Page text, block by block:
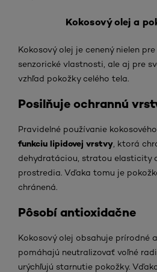
Kokosový olej a
Kokosový olej je cenený nielen
senzorické vlastnosti, ale aj pre
vzhľad pokožky celého tela.
Posilňuje ochrannú
Pravidelné používanie
funkciu lipidovej vrstvy , ktorá
dehydratáciou, stratou elasticity
prostredia. Vďaka tomu je
chránená.
Pôsobí antioxidačne
Kokosový olej obsahuje prírodné
pomáhajú neutralizovať voľné
urýchľujú starnutie pokožky.